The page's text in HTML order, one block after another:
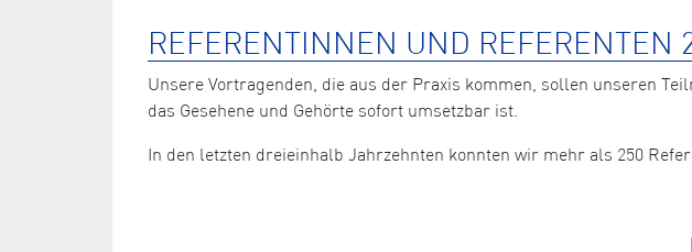
REFERENTINNEN UND REFERENTEN
Unsere Vortragenden, die aus der Praxis kommen, sollen unseren
das Gesehene und Gehörte sofort umsetzbar ist.
In den letzten dreieinhalb Jahrzehnten konnten wir mehr als 250